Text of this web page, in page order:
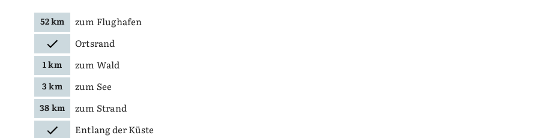
52 km
zum Flughafen
Ortsrand
1 km zum Wald
3 km
zum See
38 km
zum Strand
Entlang der Küste